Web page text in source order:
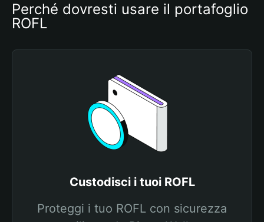
Perché dovresti usare il portafoglio
ROFL
Custodisci i tuoi ROFL
Proteggi i tuo ROFL con sicurezza